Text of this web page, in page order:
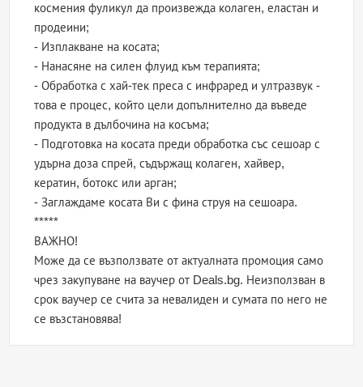
космения фуликул да произвежда колаген, еластан и
продеини;
- Изплакване на косата;
- Нанасяне на силен флуид към терапията;
- Обработка с хай-тек преса с инфраред и ултразвук -
това е процес, който цели допълнително да въведе
продукта в дълбочина на косъма;
- Подготовка на косата преди обработка със сешоар с
удърна доза спрей, съдържащ колаген, хайвер,
кератин, ботокс или арган;
- Заглаждаме косата Ви с фина струя на сешоара.
*****
ВАЖНО!
Може да се възползвате от актуалната промоция само
чрез закупуване на ваучер от Deals.bg. Неизползван в
срок ваучер се счита за невалиден и сумата по него не
се възстановява!